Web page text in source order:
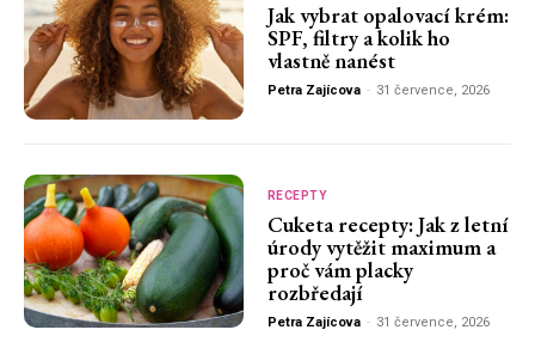
Jak vybrat opalovací krém:
SPF, filtry a kolik ho
vlastně nanést
Petra Zajícova - 31 července, 2026
RECEPTY
Cuketa recepty: Jak z letní
úrody vytěžit maximum a
proč vám placky
rozbředají
Petra Zajícova - 31 července, 2026